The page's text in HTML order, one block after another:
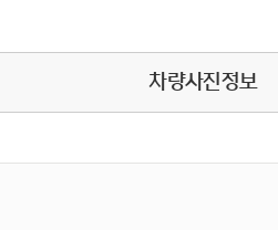
차량사진정보